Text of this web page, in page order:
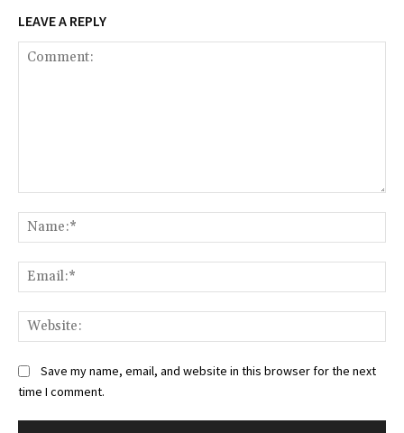
LEAVE A REPLY
Save my name, email, and website in this browser for the next
time I comment.